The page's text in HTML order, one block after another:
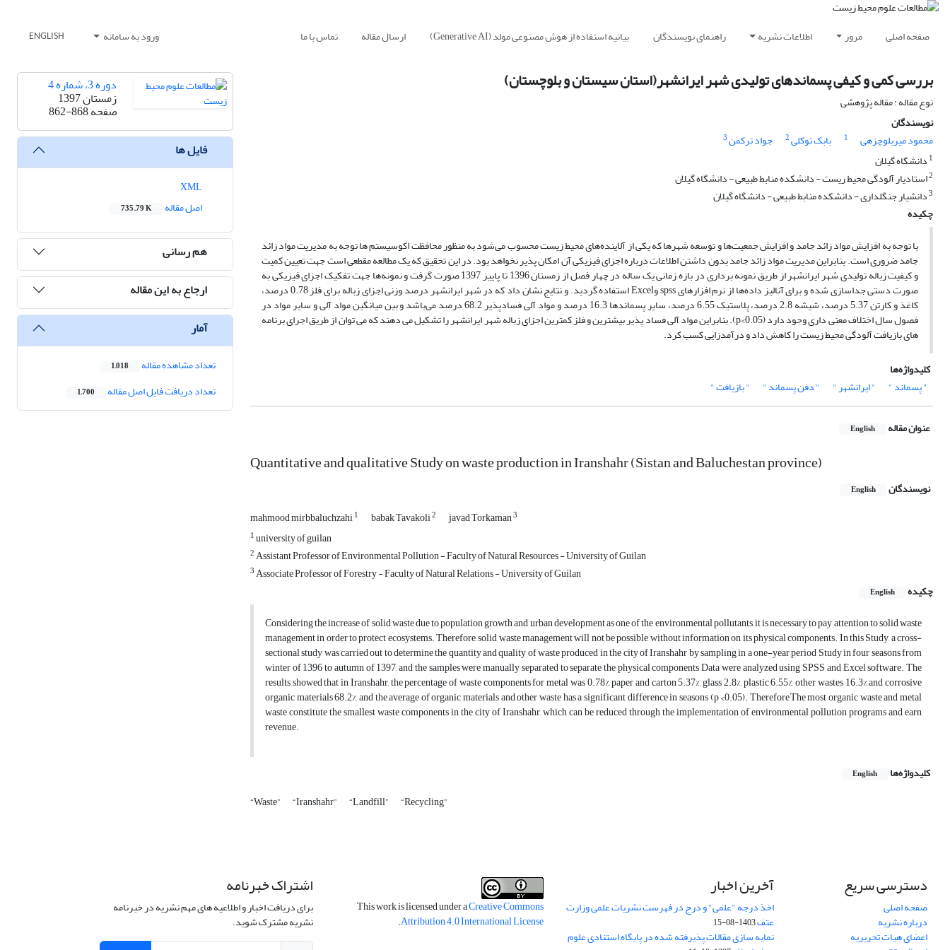
صفحه اصلی مرور اطلاعات نشریه راهنمای نویسندگان بیانیه استفاده از هوش مصنوعی مولد (Generative AI) ارسال مقاله تماس با ما ورود به سامانه ENGLISH
بررسی کمی و کیفی پسماندهای تولیدی شهر ایرانشهر(استان سیستان و بلوچستان)
نوع مقاله : مقاله پژوهشی
نویسندگان
محمود میربلوچزهی
1 بابک توکلی2 جواد ترکمن3
1 دانشگاه گیلان
2استادیار آلودگی محیط ریست - دانشکده منابط طبیعی - دانشگاه گیلان
3دانشیار جنگلداری - دانشکده منابط طبیعی - دانشگاه گیلان
چکیده
با توجه به افزایش مواد زائد جامد و افزایش جمعیت‌ها و توسعه شهر‌ها که یکی از آلاینده‌های محیط زیست محسوب می‌شود به منظور محافظت اکوسیستم ها توجه به مدیریت مواد زائد
جامد ضروری است. بنابراین مدیریت مواد زائد جامد بدون داشتن اطلاعات درباره اجزای فیزیکی آن امکان پذیر نخواهد بود. در این تحقیق که یک مطالعه مقطعی است جهت تعیین کمیت
و کیفیت زباله تولیدی شهر ایرانشهر از طریق نمونه برداری در بازه زمانی یک ساله در چهار فصل از زمستان 1396 تا پاییز 1397 صورت گرفت و نمونه‌ها جهت تفکیک اجزای فیزیکی به
صورت دستی جداسازی شده و برای آنالیز داده‌ها از نرم افزارهای spss وExcel استفاده گردید. و نتایج نشان داد که در شهر ایرانشهر درصد وزنی اجزای زباله برای فلز 0.78 درصد،
کاغذ و کارتن 5.37 درصد، شیشه 2.8 درصد، پلاستیک 6.55 درصد، سایر پسماندها 16.3 درصد و مواد آلی فسادپذیر 68.2 درصد می‌باشد و بین میانگین مواد آلی و سایر مواد در
فصول سال اختلاف معنی داری وجود دارد (0.05>p). بنابراین مواد آلی فساد پذیر بیشترین و فلز کمترین اجزای زباله شهر ایرانشهر را تشکیل می دهند که می توان از طریق اجرای برنامه
های بازیافت آلودگی محیط زیست را کاهش داد و درآمدزایی کسب کرد.
کلیدواژه‌ها
" پسماند "
" ایرانشهر " " دفن پسماند " " بازیافت "
عنوان مقاله English
Quantitative and qualitative Study on waste production in Iranshahr (Sistan and Baluchestan province)
نویسندگان English
mahmood mirbbaluchzahi1 babak Tavakoli2 javad Torkaman3
1university of guilan
2Assistant Professor of Environmental Pollution - Faculty of Natural Resources - University of Guilan
3Associate Professor of Forestry - Faculty of Natural Relations - University of Guilan
چکیده
English
Considering the increase of solid waste due to population growth and urban development as one of the environmental pollutants, it is necessary to pay attention to solid waste
management in order to protect ecosystems. Therefore, solid waste management will not be possible without information on its physical components. In this Study, a cross-
sectional study was carried out to determine the quantity and quality of waste produced in the city of Iranshahr by sampling in a one-year period Study in four seasons from
winter of 1396 to autumn of 1397, and the samples were manually separated to separate the physical components Data were analyzed using SPSS and Excel software. The
results showed that in Iranshahr, the percentage of waste components for metal was 0.78%, paper and carton 5.37%, glass 2.8%, plastic 6.55%, other wastes 16.3% and corrosive
organic materials 68.2%, and the average of organic materials and other waste has a significant difference in seasons (p <0.05). Therefore,The most organic waste and metal
waste constitute the smallest waste components in the city of Iranshahr, which can be reduced through the implementation of environmental pollution programs and earn
revenue.
کلیدواژه‌ها English
“Waste” “Iranshahr” “Landfill” “Recycling”
دوره 3، شماره 4
زمستان 1397
صفحه862-868
فایل ها
اصل مقاله
735.79 K
هم رسانی
ارجاع به این مقاله
آمار
تعداد مشاهده مقاله 1,018
تعداد دریافت فایل اصل مقاله 1,700
دسترسی سریع
صفحه اصلی
درباره نشریه
اعضای هیات تحریریه
آخرین اخبار
اخذ درجه "علمی" و درج در فهرست نشریات علمی وزارت
عتف1403-08-15
نمایه سازی مقالات پذیرفته شده در پایگاه استنادی علوم
This work is licensed under aCreative Commons
Attribution 4.0 International License
.
اشتراک خبرنامه
برای دریافت اخبار و اطلاعیه های مهم نشریه در خبرنامه
نشریه مشترک شوید.